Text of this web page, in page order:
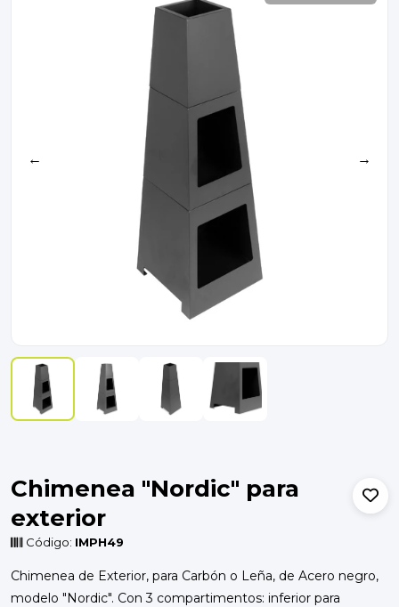
← →
Chimenea "Nordic" para
exterior
Código: IMPH49
Chimenea de Exterior, para Carbón o Leña, de Acero negro,
modelo "Nordic". Con 3 compartimentos: inferior para